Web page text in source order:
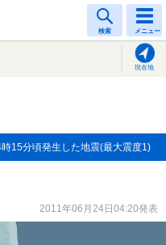
検索 メニュー
現在地
15分頃発生した地震(最大震度1)
2011年06月24日04:20発表